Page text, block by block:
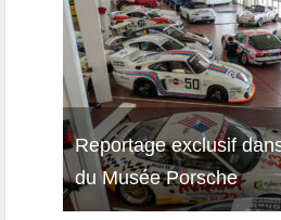
Reportage exclusif
du Musée Porsche